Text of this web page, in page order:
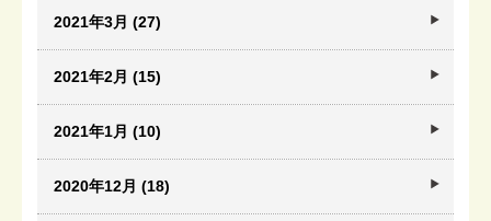
2021年3月 (27)
2021年2月 (15)
2021年1月 (10)
2020年12月 (18)